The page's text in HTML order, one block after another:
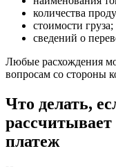
количества
стоимости груза;
сведений о
Любые расхождения
вопросам со стороны
Что делать,
платеж